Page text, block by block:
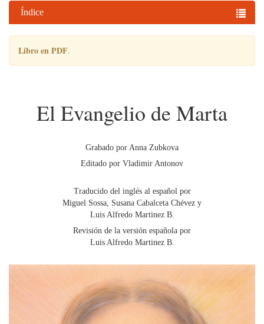
Índice
Libro en PDF.
El Evangelio de Marta
Grabado por Anna Zubkova
Editado por Vladimir Antonov
Traducido del inglés al español por
Miguel Sossa, Susana Cabalceta Chévez y
Luis Alfredo Martinez B.
Revisión de la versión española por
Luis Alfredo Martinez B.